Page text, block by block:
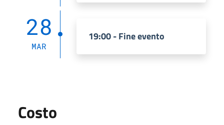
28
MAR
19:00 - Fine evento
Costo